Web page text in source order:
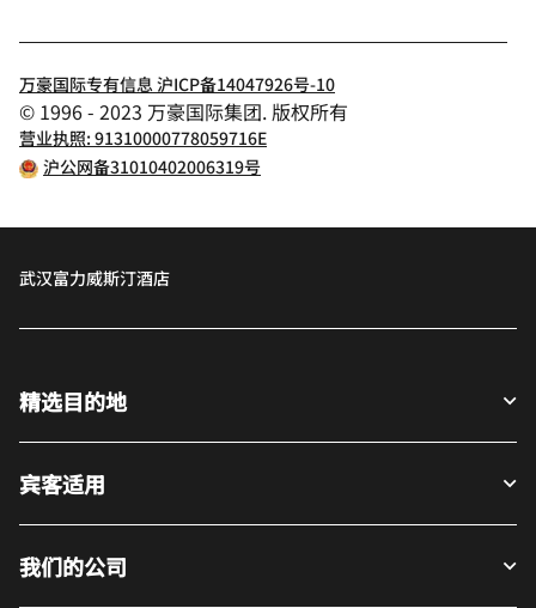
万豪国际专有信息 沪ICP备14047926号-10
© 1996 - 2023 万豪国际集团. 版权所有
营业执照: 91310000778059716E
沪公网备31010402006319号
武汉富力威斯汀酒店
精选目的地
宾客适用
我们的公司